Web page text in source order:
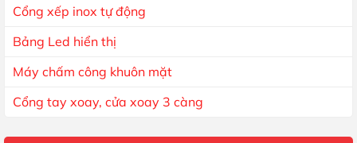
Cổng xếp inox tự động
Bảng Led hiển thị
Máy chấm công khuôn mặt
Cổng tay xoay, cửa xoay 3 càng